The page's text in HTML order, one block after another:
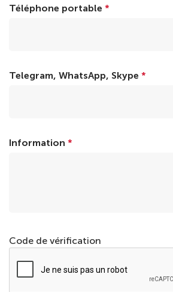
Téléphone portable *
Telegram, WhatsApp, Skype *
Information *
Code de vérification